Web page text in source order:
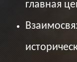
главная